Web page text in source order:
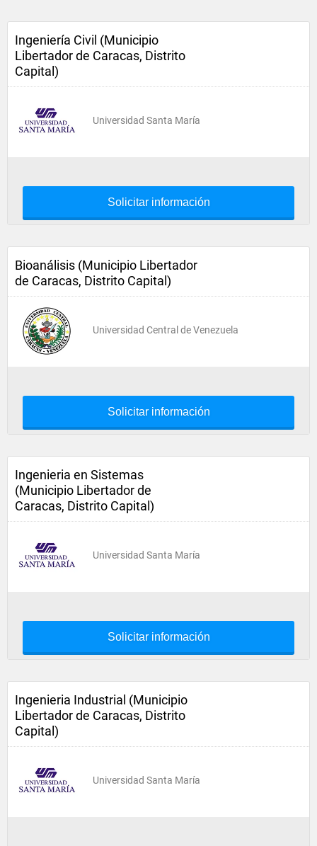
Ingeniería Civil (Municipio
Libertador de Caracas, Distrito
Capital)
Universidad Santa María
Solicitar información
Bioanálisis (Municipio Libertador
de Caracas, Distrito Capital)
Universidad Central de Venezuela
Solicitar información
Ingenieria en Sistemas
(Municipio Libertador de
Caracas, Distrito Capital)
Universidad Santa María
Solicitar información
Ingenieria Industrial (Municipio
Libertador de Caracas, Distrito
Capital)
Universidad Santa María